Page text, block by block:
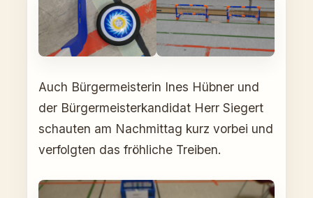
Auch Bürgermeisterin Ines Hübner und
der Bürgermeisterkandidat Herr Siegert
schauten am Nachmittag kurz vorbei und
verfolgten das fröhliche Treiben.